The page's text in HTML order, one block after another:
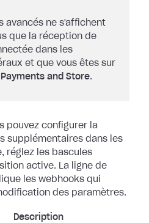
avancés ne s'affichent
que la réception de
dans les
et que vous êtes sur
Payments and Store.
pouvez configurer la
supplémentaires dans les
réglez les bascules
active. La ligne de
les webhooks qui
des paramètres.
Description